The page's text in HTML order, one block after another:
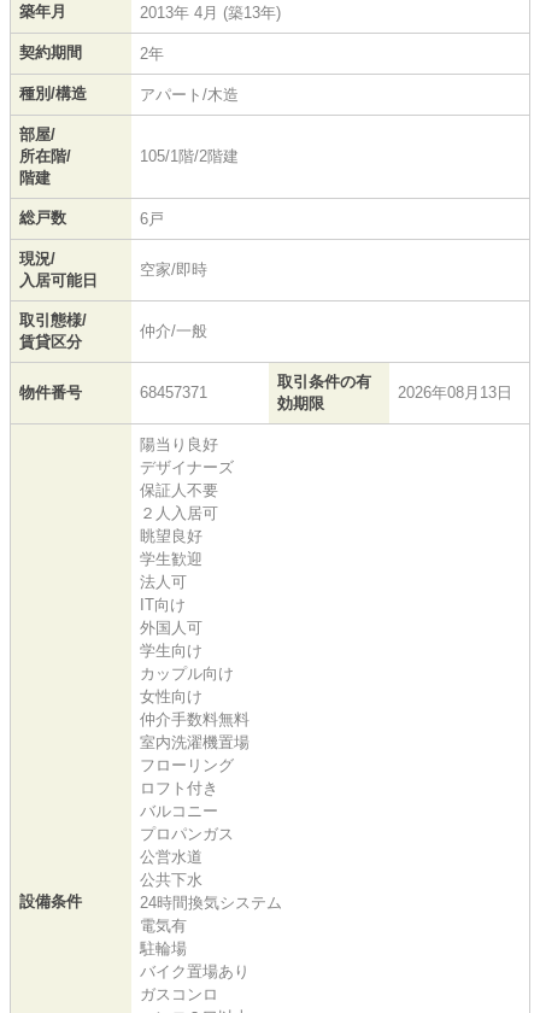
築年月 2013年 4月 (築13年)
契約期間 2年
種別/構造 アパート/木造
部屋/
所在階/
階建
105/1階/2階建
総戸数 6戸
現況/
入居可能日
空家/即時
取引態様/
賃貸区分
仲介/一般
物件番号 68457371
取引条件の有
効期限
2026年08月13日
設備条件
陽当り良好
デザイナーズ
保証人不要
２人入居可
眺望良好
学生歓迎
法人可
IT向け
外国人可
学生向け
カップル向け
女性向け
仲介手数料無料
室内洗濯機置場
フローリング
ロフト付き
バルコニー
プロパンガス
公営水道
公共下水
24時間換気システム
電気有
駐輪場
バイク置場あり
ガスコンロ